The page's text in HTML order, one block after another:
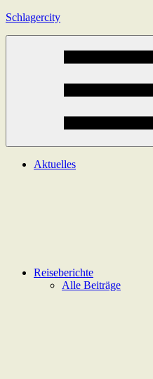
Zum
Schlagercity
Aktuelles
Reiseberichte
Alle Beiträge